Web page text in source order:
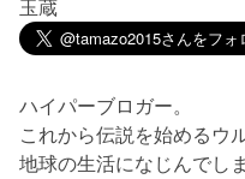
玉蔵
ハイパーブロガー。
これから伝説を始めるウ
地球の生活になじんでし